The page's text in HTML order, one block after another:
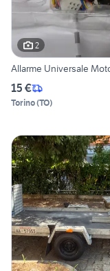
2
Allarme Universale
15 €
Torino(TO)